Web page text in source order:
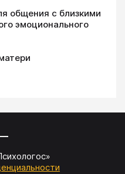
общения с близкими
эмоционального
»